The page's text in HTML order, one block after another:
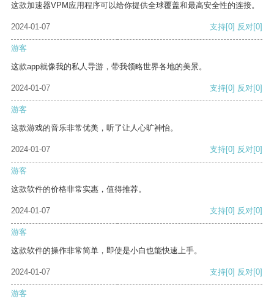
这款加速器VPM应用程序可以给你提供全球覆盖和最高安全性的连接。
2024-01-07 支持[0] 反对[0]
游客
这款app就像我的私人导游，带我领略世界各地的美景。
2024-01-07 支持[0] 反对[0]
游客
这款游戏的音乐非常优美，听了让人心旷神怡。
2024-01-07 支持[0] 反对[0]
游客
这款软件的价格非常实惠，值得推荐。
2024-01-07 支持[0] 反对[0]
游客
这款软件的操作非常简单，即使是小白也能快速上手。
2024-01-07 支持[0] 反对[0]
游客